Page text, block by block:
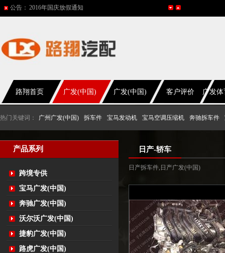
公告： 2016年国庆放假通知
五一放假通知
2017年春节放假通知
路翔首页 广发(中国) 广发(中国) 客户评价 广发
热门关键词： 广州广发(中国) 拆车件 宝马发动机 宝马空调压缩机 奔驰拆车件
产品系列
跨境专供
宝马广发(中国)
奔驰广发(中国)
沃尔沃广发(中国)
捷豹广发(中国)
路虎广发(中国)
日产-轿车
日产拆车件,日产广发(中国)